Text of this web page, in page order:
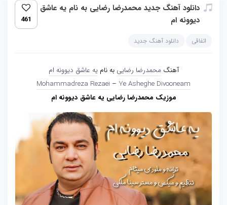
دانلود آهنگ جدید محمدرضا رضایی به نام یه عاشق
دیوونه ام
461
اتفاقی دانلود آهنگ جدید
آهنگ محمدرضا رضایی به نامیه عاشق دیوونه ام
Mohammadreza Rezaei – Ye Asheghe Divooneam
موزیک محمدرضا رضایی یه عاشق دیوونه ام